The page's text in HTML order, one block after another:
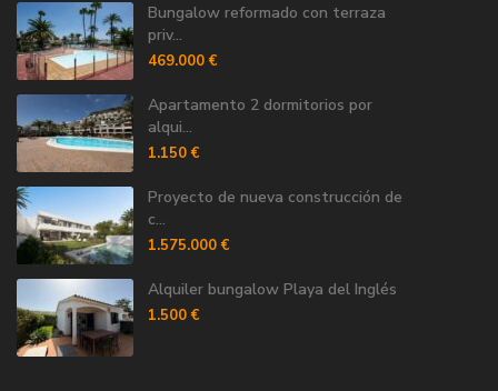
Bungalow reformado con terraza
priv...
469.000 €
Apartamento 2 dormitorios por
alqui...
1.150 €
Proyecto de nueva construcción de
c...
1.575.000 €
Alquiler bungalow Playa del Inglés
1.500 €